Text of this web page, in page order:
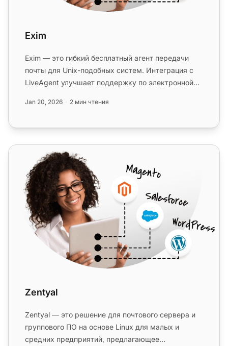
Exim
Exim — это гибкий бесплатный агент передачи
почты для Unix-подобных систем. Интеграция с
LiveAgent улучшает поддержку по электронной
Jan 20, 2026 2 мин чтения
Zentyal
Zentyal
Zentyal — это решение для почтового сервера и
группового ПО на основе Linux для малых и
средних предприятий, предлагающее